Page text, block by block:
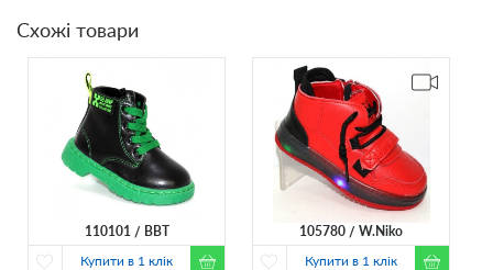
Схожі товари
110101
BBT
Купити в 1 клік
105780
W.Niko
Купити в 1 клік